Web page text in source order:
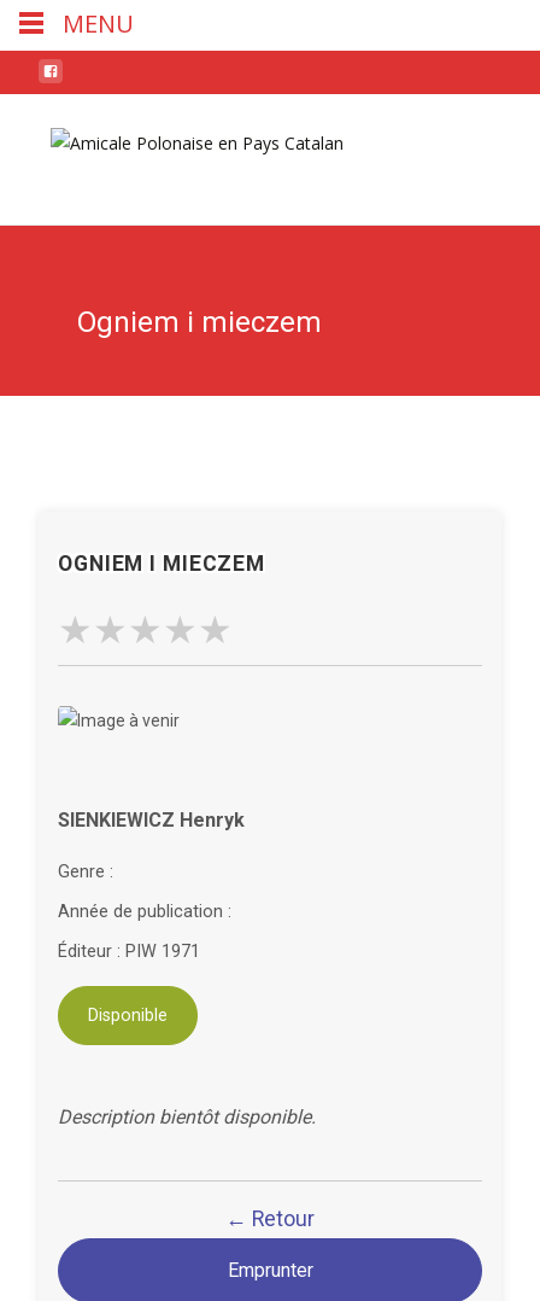
Ogniem i mieczem
OGNIEM I MIECZEM
SIENKIEWICZ Henryk
Genre :
Année de publication :
Éditeur : PIW 1971
Disponible
Description bientôt disponible.
← Retour
Emprunter
MENU